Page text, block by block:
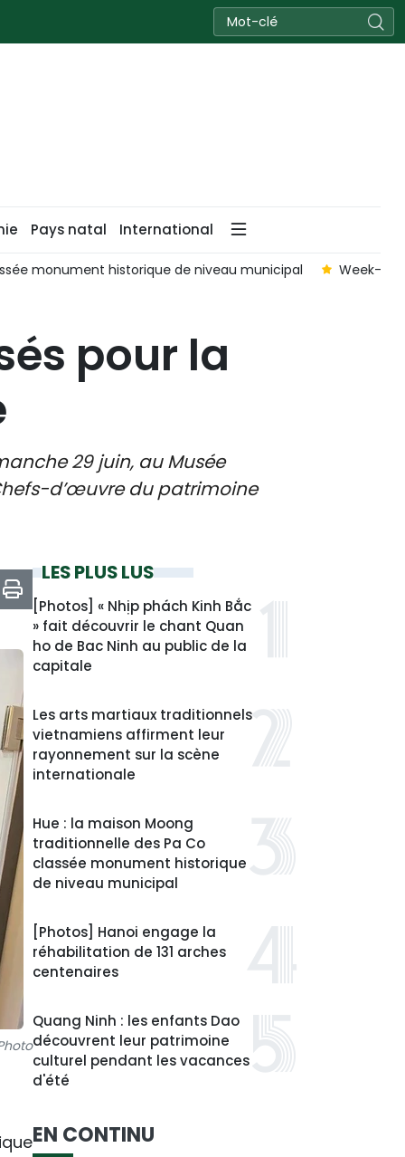
Pays natal International
monument historique de niveau municipal Week-
pour la
29 juin, au Musée
d’œuvre du patrimoine
LES PLUS LUS
[Photos] « Nhịp phách Kinh Bắc
» fait découvrir le chant Quan
ho de Bac Ninh au public de la
capitale
Les arts martiaux traditionnels
vietnamiens affirment leur
rayonnement sur la scène
internationale
Hue : la maison Moong
traditionnelle des Pa Co
classée monument historique
de niveau municipal
[Photos] Hanoi engage la
réhabilitation de 131 arches
centenaires
Quang Ninh : les enfants Dao
découvrent leur patrimoine
culturel pendant les vacances
d'été
EN CONTINU